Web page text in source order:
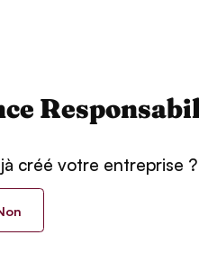
créé votre entreprise ?